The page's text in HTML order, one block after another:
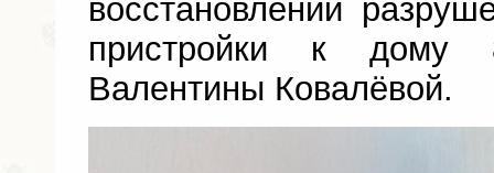
восстановлении
пристройки к дому
Валентины Ковалёвой.